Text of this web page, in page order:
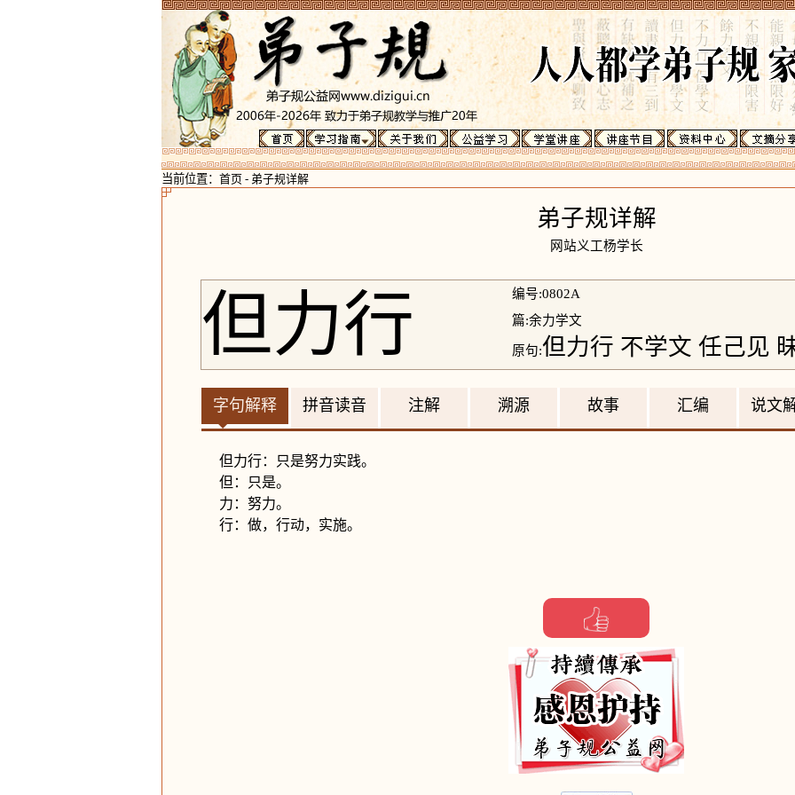
当前位置： 首页 - 弟子规详解
弟子规详解
网站义工杨学长
但力行
编号:0802A
篇:余力学文
原句:但力行 不学文 任己见
字句解释 拼音读音 注解 溯源 故事 汇编 说文
但力行：只是努力实践。
但：只是。
力：努力。
行：做，行动，实施。